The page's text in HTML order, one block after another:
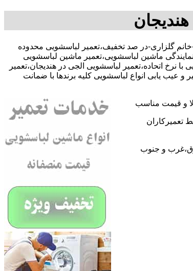
09368059612-خانم گلزاری-در صد تخفیف،تعمیر لباسشویی محدوده
ماشین لباسشویی،تعمیر ماشین لباسشویی
اتحاده،تعمیر لباسشویی الجی در هندیجان،تعمیر
عیب یابی انواع لباسشویی کلیه برندها با ضمانت
و قیمت مناسب
تعمیرکاران
و جنوب